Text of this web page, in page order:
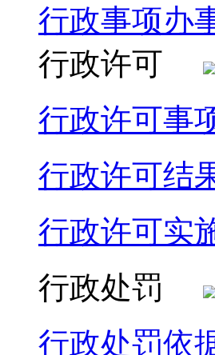
行政事项办
行政许可
行政许可事
行政许可结
行政许可实
行政处罚
行政处罚依